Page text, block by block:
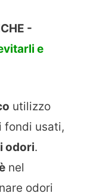
-
e
utilizzo
fondi usati,
odori.
nel
odori